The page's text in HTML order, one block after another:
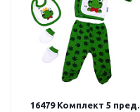
16479 Комплект 5 пред.